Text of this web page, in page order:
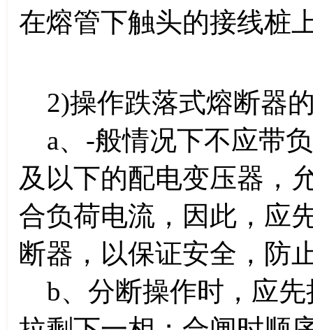
在熔管下触头的接线桩
2)操作跌落式熔断器
a、-般情况下不应带
及以下的配电变压器，
合负荷电流，因此，应
断器，以保证安全，防
b、分断操作时，应先